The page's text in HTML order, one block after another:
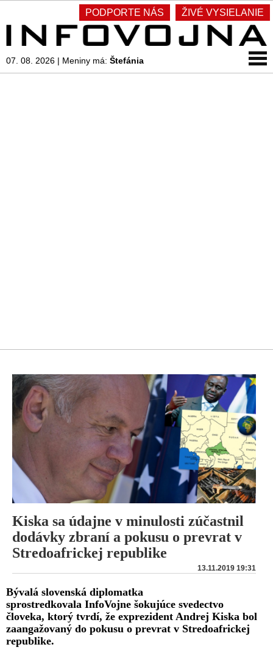
PODPORTE NÁS ŽIVÉ VYSIELANIE
07. 08. 2026 | Meniny má: Štefánia
Kiska sa údajne v minulosti zúčastnil
dodávky zbraní a pokusu o prevrat v
Stredoafrickej republike
13.11.2019 19:31
Bývalá slovenská diplomatka
sprostredkovala InfoVojne šokujúce svedectvo
človeka, ktorý tvrdí, že exprezident Andrej Kiska bol
zaangažovaný do pokusu o prevrat v Stredoafrickej
republike.